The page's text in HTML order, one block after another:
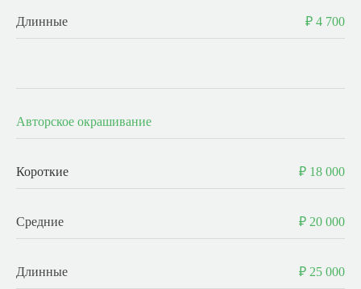
Длинные ₽ 4 700
Авторское окрашивание
Короткие ₽ 18 000
Средние ₽ 20 000
Длинные ₽ 25 000